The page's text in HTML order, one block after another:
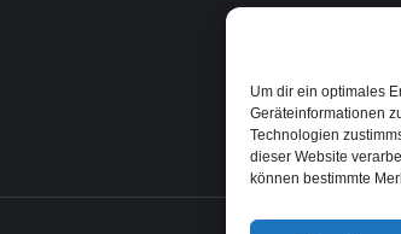
Um dir ein optimales
Geräteinformationen
Technologien
dieser Website
können bestimmte